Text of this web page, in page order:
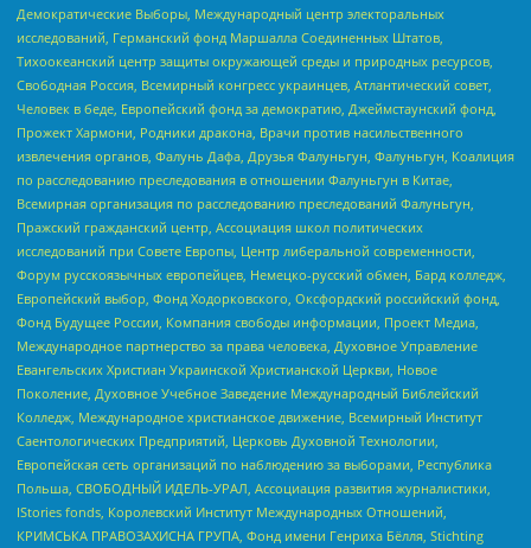
Демократические Выборы, Международный центр электоральных
исследований, Германский фонд Маршалла Соединенных Штатов,
Тихоокеанский центр защиты окружающей среды и природных ресурсов,
Свободная Россия, Всемирный конгресс украинцев, Атлантический совет,
Человек в беде, Европейский фонд за демократию, Джеймстаунский фонд,
Прожект Хармони, Родники дракона, Врачи против насильственного
извлечения органов, Фалунь Дафа, Друзья Фалуньгун, Фалуньгун, Коалиция
по расследованию преследования в отношении Фалуньгун в Китае,
Всемирная организация по расследованию преследований Фалуньгун,
Пражский гражданский центр, Ассоциация школ политических
исследований при Совете Европы, Центр либеральной современности,
Форум русскоязычных европейцев, Немецко-русский обмен, Бард колледж,
Европейский выбор, Фонд Ходорковского, Оксфордский российский фонд,
Фонд Будущее России, Компания свободы информации, Проект Медиа,
Международное партнерство за права человека, Духовное Управление
Евангельских Христиан Украинской Христианской Церкви, Новое
Поколение, Духовное Учебное Заведение Международный Библейский
Колледж, Международное христианское движение, Всемирный Институт
Саентологических Предприятий, Церковь Духовной Технологии,
Европейская сеть организаций по наблюдению за выборами, Республика
Польша, СВОБОДНЫЙ ИДЕЛЬ-УРАЛ, Ассоциация развития журналистики,
IStories fonds, Королевский Институт Международных Отношений,
КРИМСЬКА ПРАВОЗАХИСНА ГРУПА, Фонд имени Генриха Бёлля, Stichting